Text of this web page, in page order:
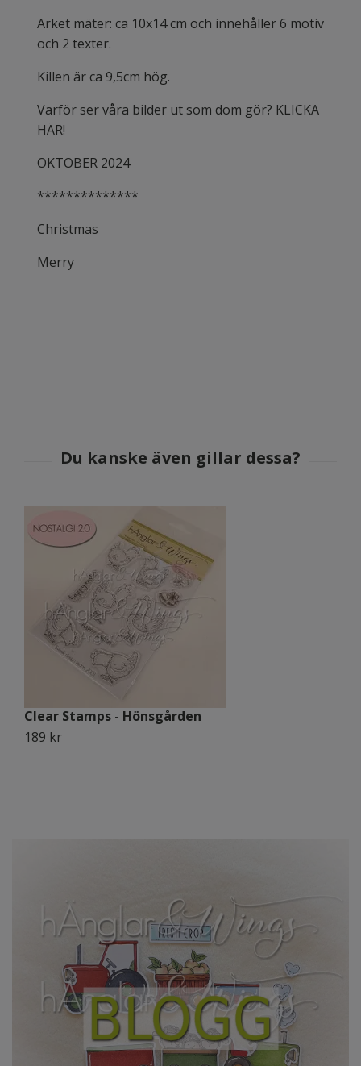
Arket mäter: ca 10x14 cm och innehåller 6 motiv
och 2 texter.
Killen är ca 9,5cm hög.
Varför ser våra bilder ut som dom gör? KLICKA
HÄR!
OKTOBER 2024
**************
Christmas
Merry
Clear Stamps - Hönsgården
189 kr